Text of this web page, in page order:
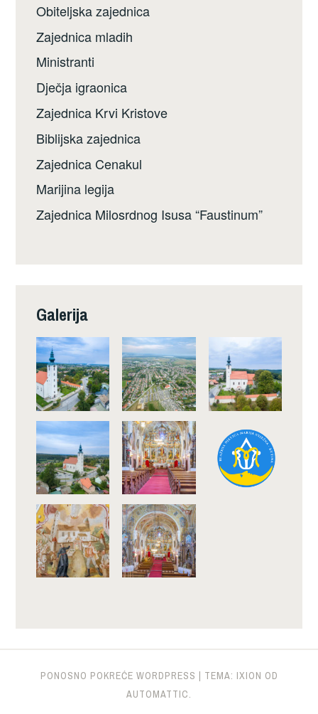
Obiteljska zajednica
Zajednica mladih
Ministranti
Dječja igraonica
Zajednica Krvi Kristove
Biblijska zajednica
Zajednica Cenakul
Marijina legija
Zajednica Milosrdnog Isusa “Faustinum”
Galerija
PONOSNO POKREĆE WORDPRESS | TEMA: IXION OD
AUTOMATTIC.